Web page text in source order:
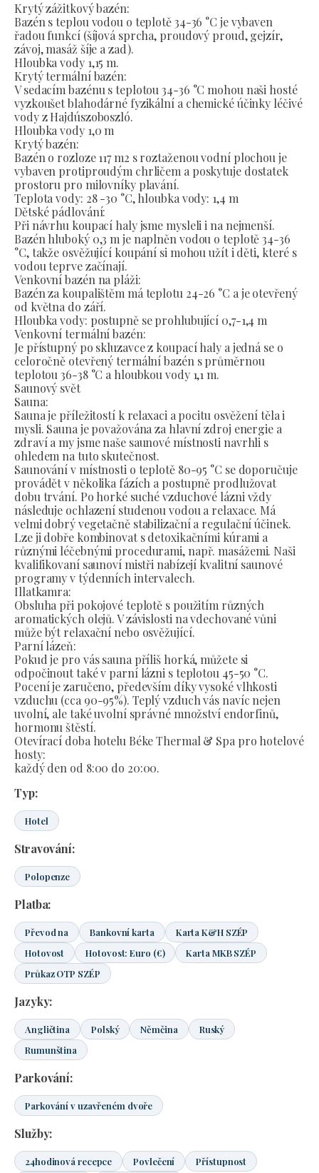
Krytý zážitkový bazén:
Bazén s teplou vodou o teplotě 34-36 °C je vybaven
řadou funkcí (šíjová sprcha, proudový proud, gejzír,
závoj, masáž šíje a zad).
Hloubka vody 1,15 m.
Krytý termální bazén:
V sedacím bazénu s teplotou 34-36 °C mohou naši hosté
vyzkoušet blahodárné fyzikální a chemické účinky léčivé
vody z Hajdúszoboszló.
Hloubka vody 1,0 m
Krytý bazén:
Bazén o rozloze 117 m2 s roztaženou vodní plochou je
vybaven protiproudým chrličem a poskytuje dostatek
prostoru pro milovníky plavání.
Teplota vody: 28 -30 °C, hloubka vody: 1,4 m
Dětské pádlování:
Při návrhu koupací haly jsme mysleli i na nejmenší.
Bazén hluboký 0,3 m je naplněn vodou o teplotě 34-36
°C, takže osvěžující koupání si mohou užít i děti, které s
vodou teprve začínají.
Venkovní bazén na pláži:
Bazén za koupalištěm má teplotu 24-26 °C a je otevřený
od května do září.
Hloubka vody: postupně se prohlubující 0,7-1,4 m
Venkovní termální bazén:
Je přístupný po skluzavce z koupací haly a jedná se o
celoročně otevřený termální bazén s průměrnou
teplotou 36-38 °C a hloubkou vody 1,1 m.
Saunový svět
Sauna:
Sauna je příležitostí k relaxaci a pocitu osvěžení těla i
mysli. Sauna je považována za hlavní zdroj energie a
zdraví a my jsme naše saunové místnosti navrhli s
ohledem na tuto skutečnost.
Saunování v místnosti o teplotě 80-95 °C se doporučuje
provádět v několika fázích a postupně prodlužovat
dobu trvání. Po horké suché vzduchové lázni vždy
následuje ochlazení studenou vodou a relaxace. Má
velmi dobrý vegetačně stabilizační a regulační účinek.
Lze ji dobře kombinovat s detoxikačními kúrami a
různými léčebnými procedurami, např. masážemi. Naši
kvalifikovaní saunoví mistři nabízejí kvalitní saunové
programy v týdenních intervalech.
Illatkamra:
Obsluha při pokojové teplotě s použitím různých
aromatických olejů. V závislosti na vdechované vůni
může být relaxační nebo osvěžující.
Parní lázeň:
Pokud je pro vás sauna příliš horká, můžete si
odpočinout také v parní lázni s teplotou 45-50 °C.
Pocení je zaručeno, především díky vysoké vlhkosti
vzduchu (cca 90-95%). Teplý vzduch vás navíc nejen
uvolní, ale také uvolní správné množství endorfinů,
hormonu štěstí.
Otevírací doba hotelu Béke Thermal & Spa pro hotelové
hosty:
každý den od 8:00 do 20:00.
Typ:
Hotel
Stravování:
Polopenze
Platba:
Převod na Bankovní karta
Karta K&H SZÉP
Hotovost
Hotovost: Euro (€)
Karta MKB SZÉP
Průkaz OTP SZÉP
Jazyky:
Angličtina Polský Němčina
Ruský
Rumunština
Parkování:
Parkování v uzavřeném dvoře
Služby:
24hodinová recepce Povlečení Přístupnost